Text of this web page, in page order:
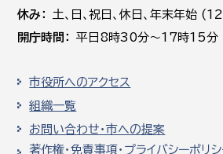
休み
土､日､祝日、休日、年末年始
開庁時間
平日8時30分～17時15分
市役所へのアクセス
組織一覧
お問い合わせ・市への提案
著作権・免責事項・プライバシーポリシ